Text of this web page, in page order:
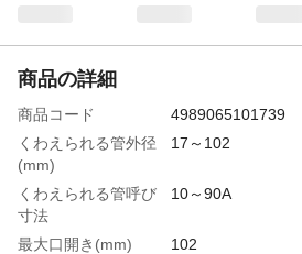
商品の詳細
商品コード
4989065101739
くわえられる管外径
(mm)
17～102
くわえられる管呼び
寸法
10～90A
最大口開き(mm)
102